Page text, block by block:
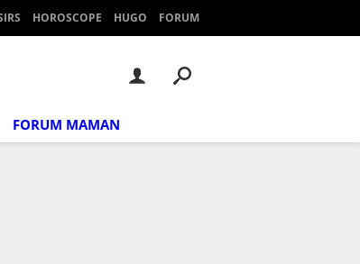
HOROSCOPE HUGO FORUM
FORUM MAMAN